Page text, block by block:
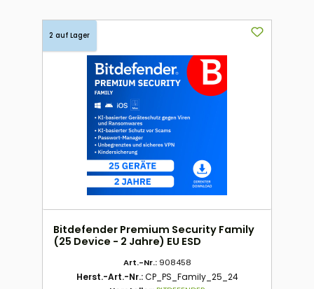
2 auf Lager
Bitdefender Premium Security Family
(25 Device - 2 Jahre) EU ESD
Art.-Nr.: 908458
Herst.-Art.-Nr.:CP_PS_Family_25_24